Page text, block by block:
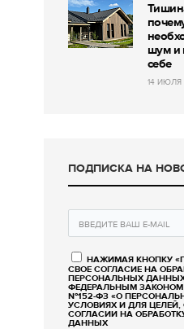
шум и
себе
14 ИЮЛЯ
ПОДПИСКА НА
НАЖИМАЯ КНОПКУ
СВОЕ СОГЛАСИЕ НА
ПЕРСОНАЛЬНЫХ
ФЕДЕРАЛЬНЫМ ЗАКОНОМ
№152-ФЗ «О
УСЛОВИЯХ И ДЛЯ
СОГЛАСИИ НА
ДАННЫХ